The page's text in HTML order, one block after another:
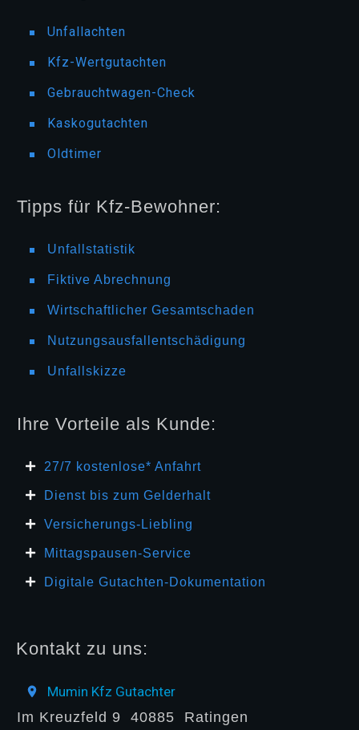
Unfallachten
Kfz-Wertgutachten
Gebrauchtwagen-Check
Kaskogutachten
Oldtimer
Tipps für Kfz-Bewohner:
Unfallstatistik
Fiktive Abrechnung
Wirtschaftlicher Gesamtschaden
Nutzungsausfallentschädigung
Unfallskizze
Ihre Vorteile als Kunde:
27/7 kosten lose* Anfahrt
Dienst bis zum Gelderhalt
Versicherungs-Liebling
Mittagspausen-Service
Digitale Gutachten-Dokumentation
Kontakt zu uns:
Mumin Kfz Gutachter
Im Kreuzfeld 9 40885 Ratingen